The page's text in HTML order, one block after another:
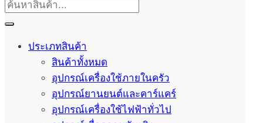
ประเภทสินค้า
สินค้าทั้งหมด
อุปกรณ์เครื่องใช้ภายในครัว
อุปกรณ์ยานยนต์และคาร์แคร์
อุปกรณ์เครื่องใช้ไฟฟ้าทั่วไป